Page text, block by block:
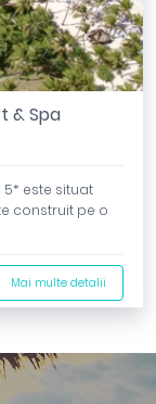
& Spa
5* este situat
construit pe o
Mai multe detalii